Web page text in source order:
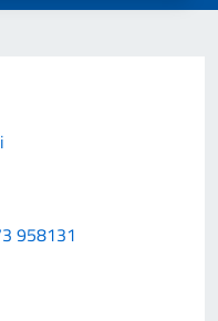
958131